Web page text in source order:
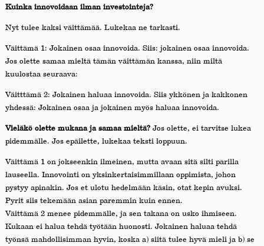
Kuinka innovoidaan ilman investointeja?
Nyt tulee kaksi väittämää. Lukekaa ne tarkasti.
Väittämä 1: Jokainen osaa innovoida. Siis: jokainen osaa innovoida.
Jos olette samaa mieltä tämän väittämän kanssa, niin miltä
kuulostaa seuraava:
Väitttämä 2: Jokainen haluaa innovoida. Siis ykkönen ja kakkonen
yhdessä: Jokainen osaa ja jokainen myös haluaa innovoida.
Vieläkö olette mukana ja samaa mieltä? Jos olette, ei tarvitse lukea
pidemmälle. Jos epäilette, lukekaa teksti loppuun.
Väittämä 1 on jokseenkin ilmeinen, mutta avaan sitä silti parilla
lauseella. Innovointi on yksinkertaisimmillaan oppimista, johon
pystyy apinakin. Jos et ulotu hedelmään käsin, otat kepin avuksi.
Pyrit siis tekemään asian paremmin kuin ennen.
Väittämä 2 menee pidemmälle, ja sen takana on usko ihmiseen.
Kukaan ei halua tehdä työtään huonosti. Jokainen haluaa tehdä
työnsä mahdollisimman hyvin, koska a) siitä tulee hyvä mieli ja b) se